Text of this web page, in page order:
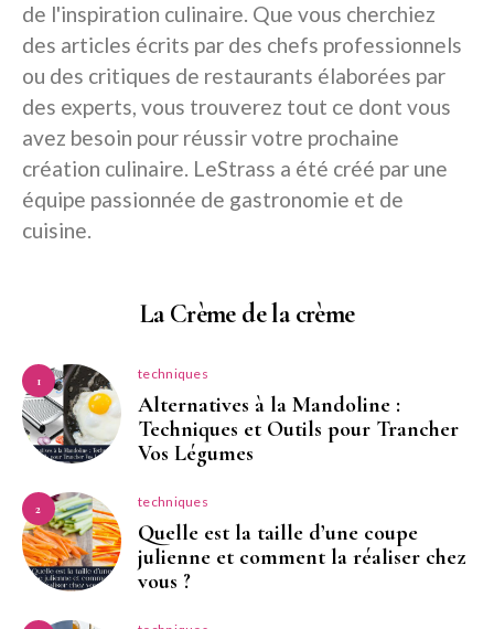
de l'inspiration culinaire. Que vous cherchiez
des articles écrits par des chefs professionnels
ou des critiques de restaurants élaborées par
des experts, vous trouverez tout ce dont vous
avez besoin pour réussir votre prochaine
création culinaire. LeStrass a été créé par une
équipe passionnée de gastronomie et de
cuisine.
La Crème de la crème
1 techniques
Alternatives à la Mandoline :
Techniques et Outils pour Trancher
Vos Légumes
2 techniques
Quelle est la taille d’une coupe
julienne et comment la réaliser chez
vous ?